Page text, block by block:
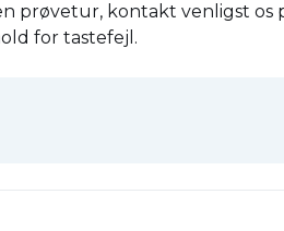
kontakt venligst os
for tastefejl.